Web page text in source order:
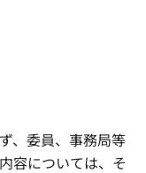
、委員、事務局等
容については、そ